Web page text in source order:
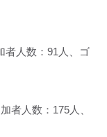
者人数：91人、ゴ
者人数：175人、